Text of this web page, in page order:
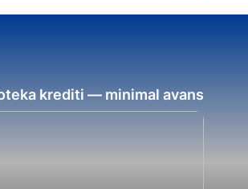
krediti — minimal avans